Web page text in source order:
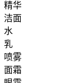
精华
洁面
水
乳
喷雾
面霜